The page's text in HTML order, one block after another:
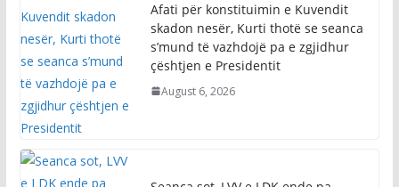
Afati për konstituimin e Kuvendit
skadon nesër, Kurti thotë se seanca
s’mund të vazhdojë pa e zgjidhur
çështjen e Presidentit
August 6, 2026